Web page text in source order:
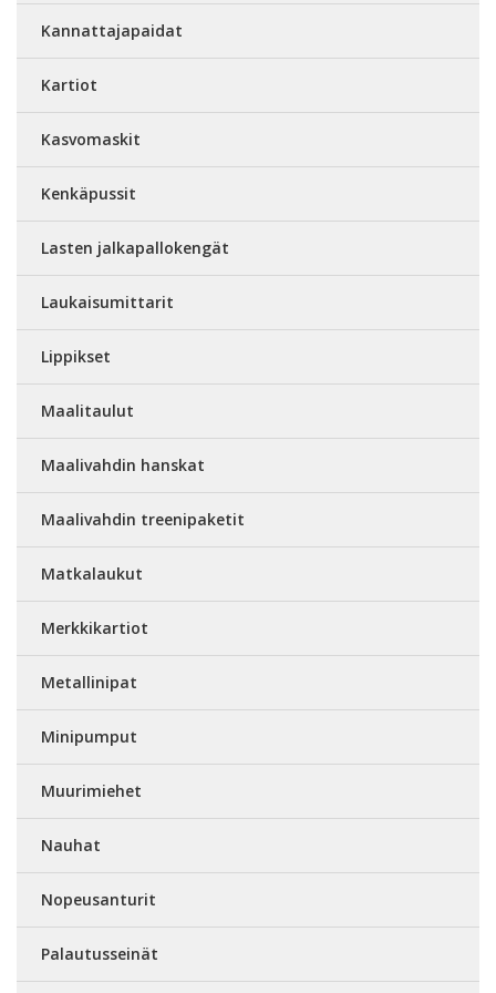
Kannattajapaidat
Kartiot
Kasvomaskit
Kenkäpussit
Lasten jalkapallokengät
Laukaisumittarit
Lippikset
Maalitaulut
Maalivahdin hanskat
Maalivahdin treenipaketit
Matkalaukut
Merkkikartiot
Metallinipat
Minipumput
Muurimiehet
Nauhat
Nopeusanturit
Palautusseinät